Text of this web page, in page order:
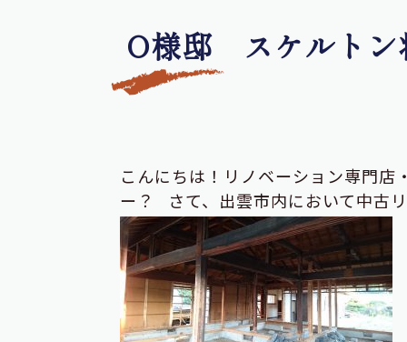
O様邸 スケルトン
こんにちは！リノベーション専門店
ー？ さて、出雲市内において中古